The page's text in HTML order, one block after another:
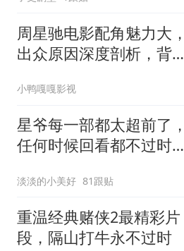
周星驰电影配角魅力大，
出众原因深度剖析，背后
小鸭嘎嘎影视
星爷每一部都太超前了，
任何时候回看都不过时，
淡淡的小美好 81跟贴
重温经典赌侠2最精彩片
段，隔山打牛永不过时